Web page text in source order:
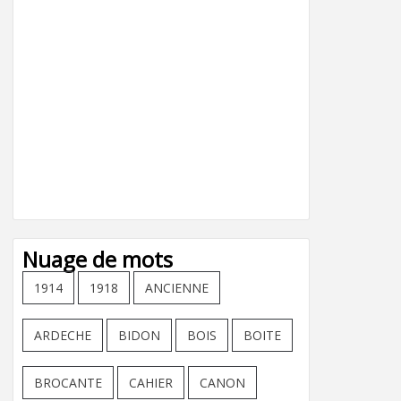
Nuage de mots
1914 1918 ANCIENNE
ARDECHE BIDON BOIS BOITE
BROCANTE CAHIER CANON